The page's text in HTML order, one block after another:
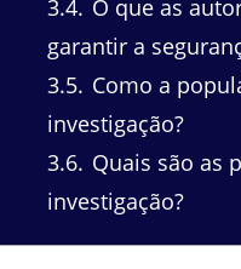
3.4 O que as
garantir a
3.5 Como a
investigação?
3.6 Quais são as
investigação?